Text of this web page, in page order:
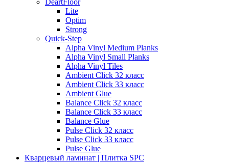
DeartFloor
Lite
Optim
Strong
Quick-Step
Alpha Vinyl Medium Planks
Alpha Vinyl Small Planks
Alpha Vinyl Tiles
Ambient Click 32 класс
Ambient Click 33 класс
Ambient Glue
Balance Click 32 класс
Balance Click 33 класс
Balance Glue
Pulse Click 32 класс
Pulse Click 33 класс
Pulse Glue
Кварцевый ламинат | Плитка SPC